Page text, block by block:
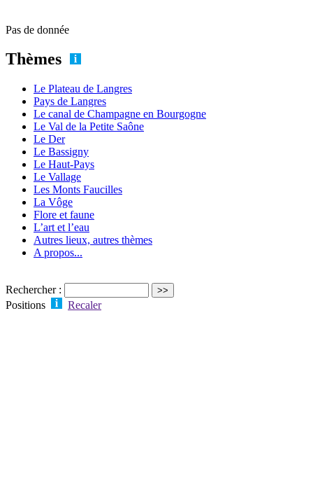
Pas de donnée
Thèmes
Le Plateau de Langres
Pays de Langres
Le canal de Champagne en Bourgogne
Le Val de la Petite Saône
Le Der
Le Bassigny
Le Haut-Pays
Le Vallage
Les Monts Faucilles
La Vôge
Flore et faune
L’art et l’eau
Autres lieux, autres thèmes
A propos...
Rechercher :
Positions
Recaler